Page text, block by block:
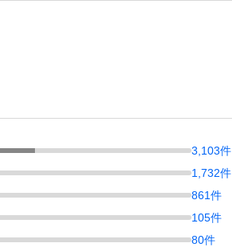
3,103件
1,732件
861件
105件
80件